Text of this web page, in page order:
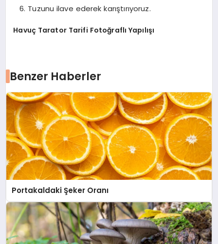
Tuzunu ilave ederek karıştırıyoruz.
Havuç Tarator Tarifi Fotoğraflı Yapılışı
Benzer Haberler
Portakaldaki Şeker Oranı